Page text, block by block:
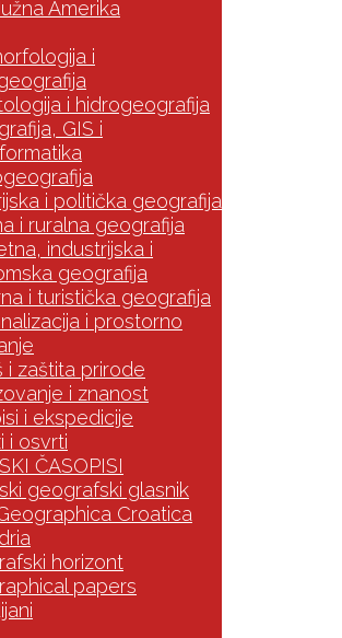
Amerika
i
i hidrogeografija
GIS i
i politička geografija
i ruralna geografija
industrijska i
geografija
i turistička geografija
i prostorno
i zaštita prirode
i znanost
i ekspedicije
i osvrti
ČASOPISI
geografski glasnik
Croatica
horizont
papers